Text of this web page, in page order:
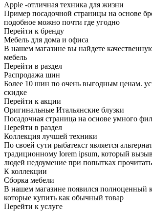
Apple -отличная техника для жизни
Пример посадочной страницы на основе
подобное можно почти где угодно
Перейти к бренду
Мебель для дома и офиса
В нашем магазине вы найдете
мебель
Перейти в раздел
Распродажа шин
Более 10 шин по очень выгодным ценам.
скидке
Перейти к акции
Оригинальные Итальянские блузки
Посадочная страница на основе умного
Перейти в раздел
Коллекция лучшей техники
По своей сути рыбатекст является
традиционному lorem ipsum, который
людей недоумение при попытках прочитать
К коллекции
Сборка мебели
В нашем магазине появился полноценный
которые купить как обычный товар
Перейти к услуге